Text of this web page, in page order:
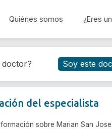
Quiénes somos ¿Eres
Reservar
doctor? Soy este
del especialista
sobre Marian San Jose